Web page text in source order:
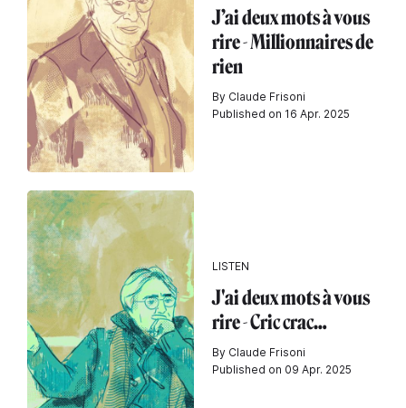
J’ai deux mots à vous
rire - Millionnaires de
rien
By Claude Frisoni
Published on 16 Apr. 2025
LISTEN
J'ai deux mots à vous
rire - Cric crac…
By Claude Frisoni
Published on 09 Apr. 2025